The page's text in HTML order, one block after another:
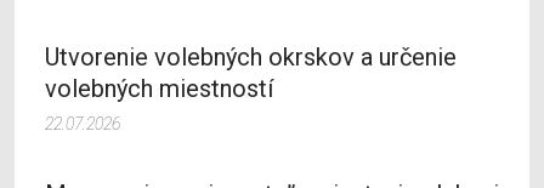
Utvorenie volebných okrskov a určenie
volebných miestností
22.07.2026